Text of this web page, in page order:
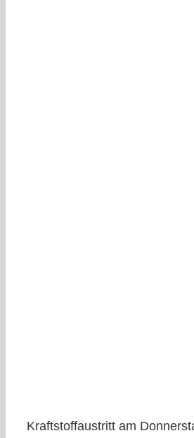
Kraftstoffaustritt am